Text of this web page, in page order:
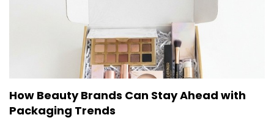
How Beauty Brands Can Stay Ahead with
Packaging Trends